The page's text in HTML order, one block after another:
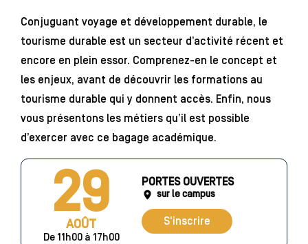
Conjuguant voyage et développement durable, le
tourisme durable est un secteur d’activité récent et
encore en plein essor. Comprenez-en le concept et
les enjeux, avant de découvrir les formations au
tourisme durable qui y donnent accès. Enfin, nous
vous présentons les métiers qu’il est possible
d’exercer avec ce bagage académique.
29
AOÛT
De 11h00 à 17h00
PORTES OUVERTES
sur le campus
S'inscrire